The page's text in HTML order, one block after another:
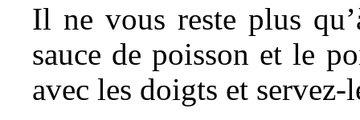
Il ne vous reste plus
sauce de poisson et le
avec les doigts et servez-